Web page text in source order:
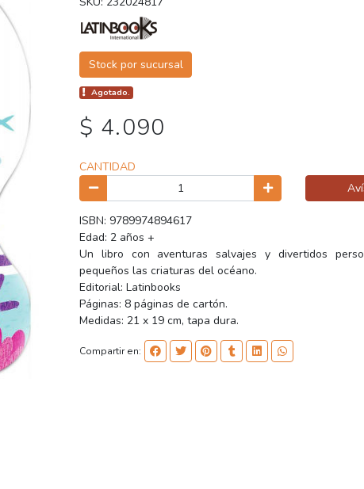
Stock por sucursal
Agotado.
$ 4.090
CANTIDAD
ISBN: 9789974894617
Edad: 2 años +
Un libro con aventuras salvajes y divertidos
pequeños las criaturas del océano.
Editorial: Latinbooks
Páginas: 8 páginas de cartón.
Medidas: 21 x 19 cm, tapa dura.
Compartir en: